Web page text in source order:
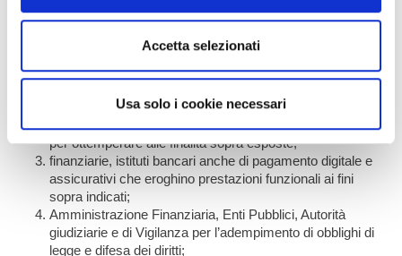
Accetta selezionati
Usa solo i cookie necessari
erogazione dei servizi connessi alla prestazione richiesta,
anche appartenenti ad altre società del Gruppo Bluenext.
Commercialisti, Consulenti del lavoro, Avvocati, Esperti in
Sicurezza ed Igiene del lavoro, Medici competenti, ecc.)
per ottemperare alle finalità sopra esposte;
finanziarie, istituti bancari anche di pagamento digitale e
assicurativi che eroghino prestazioni funzionali ai fini
sopra indicati;
Amministrazione Finanziaria, Enti Pubblici, Autorità
giudiziarie e di Vigilanza per l’adempimento di obblighi di
legge e difesa dei diritti;